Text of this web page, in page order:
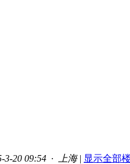
3-20 09:54 · 上海 | 显示全部